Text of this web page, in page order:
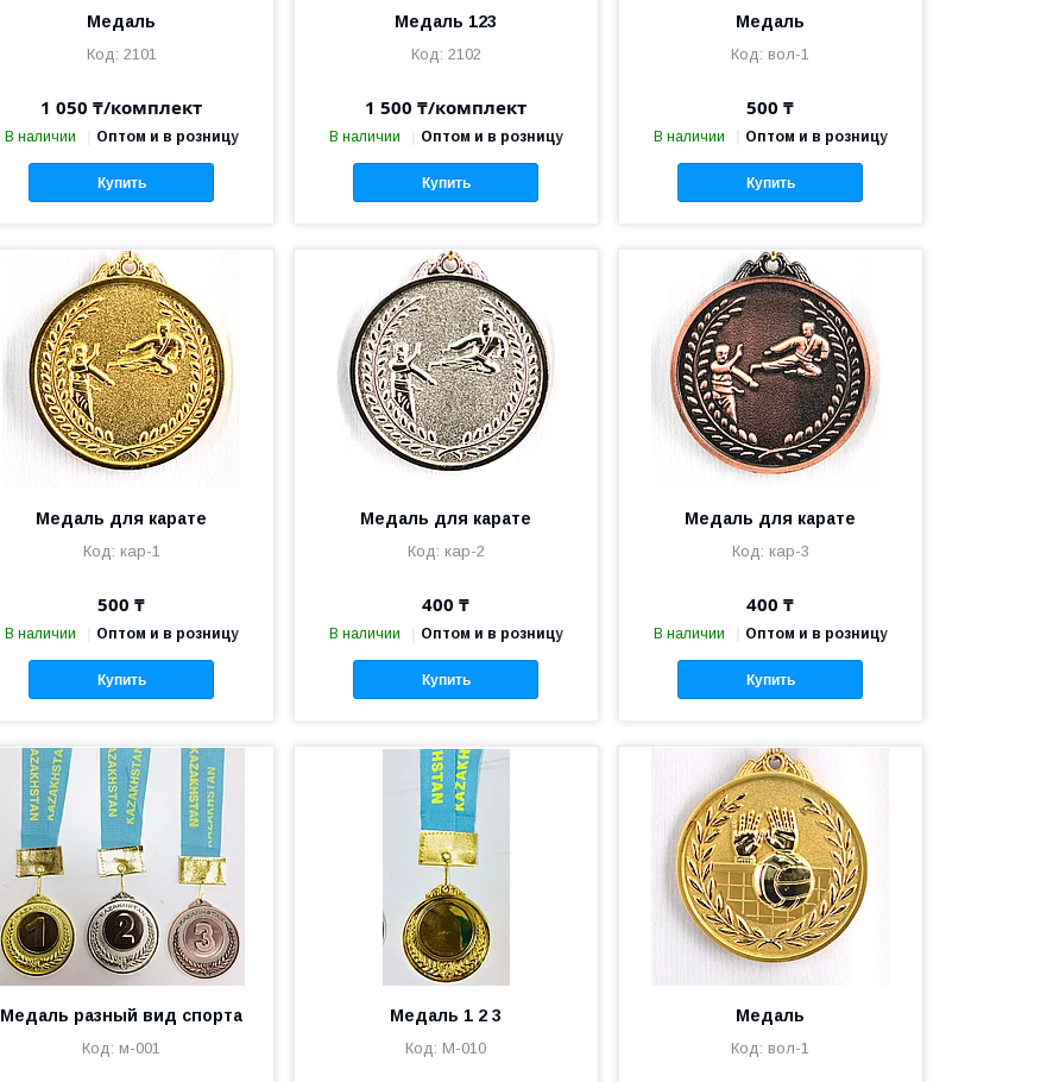
Медаль
2101
1 050 ₸/комплект
В наличии Оптом и в розницу
Купить
Медаль 123
2102
1 500 ₸/комплект
В наличии Оптом и в розницу
Купить
Медаль
вол-1
500 ₸
В наличии Оптом и в розницу
Купить
Медаль для карате
кар-1
500 ₸
В наличии Оптом и в розницу
Купить
Медаль для карате
кар-2
400 ₸
В наличии Оптом и в розницу
Купить
Медаль для карате
кар-3
400 ₸
В наличии Оптом и в розницу
Купить
Медаль разный вид спорта
м-001
Медаль 1 2 3
М-010
Медаль
вол-1